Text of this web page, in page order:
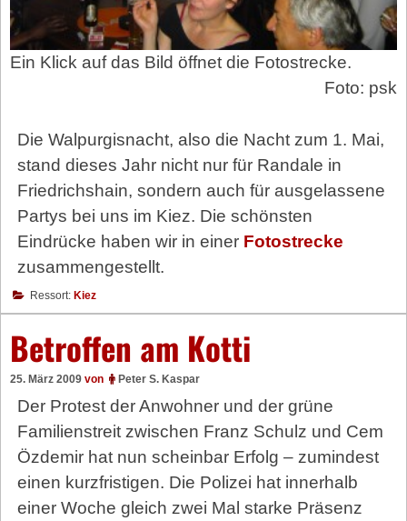
Ein Klick auf das Bild öffnet die Fotostrecke.
Foto: psk
Die Walpurgisnacht, also die Nacht zum 1. Mai,
stand dieses Jahr nicht nur für Randale in
Friedrichshain, sondern auch für ausgelassene
Partys bei uns im Kiez. Die schönsten
Eindrücke haben wir in einer Fotostrecke
zusammengestellt.
Ressort: Kiez
Betroffen am Kotti
25. März 2009 von Peter S. Kaspar
Der Protest der Anwohner und der grüne
Familienstreit zwischen Franz Schulz und Cem
Özdemir hat nun scheinbar Erfolg – zumindest
einen kurzfristigen. Die Polizei hat innerhalb
einer Woche gleich zwei Mal starke Präsenz